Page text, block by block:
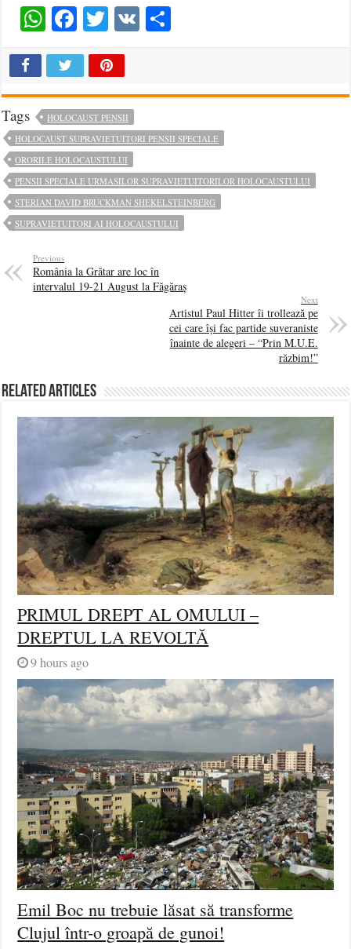
WhatsApp
Facebook
Twitter
VK
Tags
HOLOCAUST PENSII
HOLOCAUST SUPRAVIETUITORI PENSII SPECIALE
ORORILE HOLOCAUSTULUI
PENSII SPECIALE URMASILOR SUPRAVIETUITORILOR HOLOCAUSTULUI
STERIAN DAVID BRUCKMAN SHEKELSTEINBERG
SUPRAVIETUITORI AI HOLOCAUSTULUI
Previous
România la Grătar are loc în
intervalul 19-21 August la Făgăraș
Next
Artistul Paul Hitter îi trollează pe
cei care își fac partide suveraniste
înainte de alegeri – “Prin M.U.E.
răzbim!”
Related Articles
PRIMUL DREPT AL OMULUI –
DREPTUL LA REVOLTĂ
9 hours ago
Emil Boc nu trebuie lăsat să transforme
Clujul într-o groapă de gunoi!